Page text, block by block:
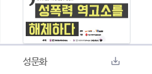
성문화